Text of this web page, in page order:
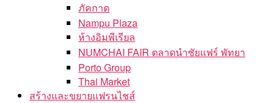
ภัคกาด
Nampu Plaza
ห้างอิมพีเรียล
NUMCHAI FAIR ตลาดนำชัยแฟร์ พัทยา
Porto Group
Thai Market
สร้างและขยายแฟรนไชส์